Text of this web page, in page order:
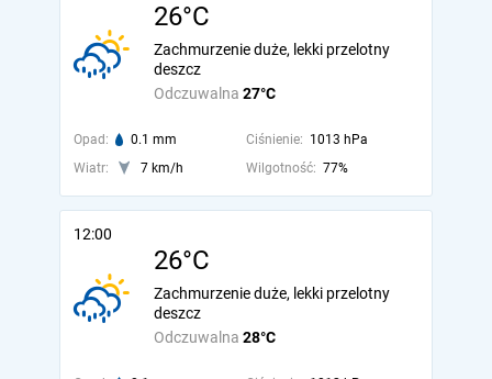
26°C
Odczuwalna 27°C
Zachmurzenie duże, lekki przelotny
deszcz
Opad: 0.1 mm Ciśnienie: 1013 hPa
Wiatr:
7 km/h Wilgotność: 77%
12:00
26°C
Odczuwalna 28°C
Zachmurzenie duże, lekki przelotny
deszcz